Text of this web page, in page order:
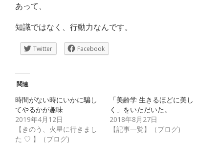
あって、
知識ではなく、行動力なんです。
Twitter Facebook
関連
時間がない時にいかに騙し
てやるかが趣味
2019年4月12日
【きのう、火星に行きまし
た ♡ 】（ブログ)
「美齢学 生きるほどに美し
く」をいただいた。
2018年8月27日
【記事一覧】（ブログ)